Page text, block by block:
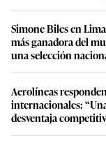
Simone Biles en
más ganadora del
una selección
Aerolíneas
internacionales:
desventaja